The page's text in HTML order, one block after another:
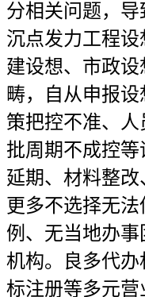
分相关问题，导
沉点发力工程
建设想、市政
畴，自从申报
策把控不准、
批周期不成控
延期、材料整
更多不选择无
例、无当地办
机构。良多代
标注册等多元